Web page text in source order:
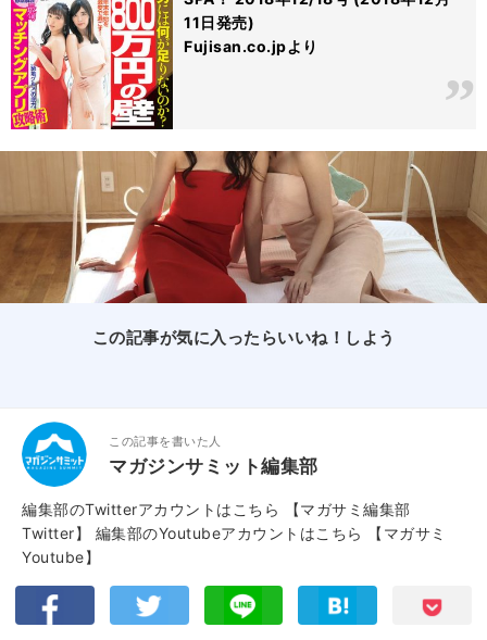
11日発売)
Fujisan.co.jpより
この記事が気に入ったらいいね！しよう
この記事を書いた人
マガジンサミット編集部
編集部のTwitterアカウントはこちら
【マガサミ編集部
Twitter】
編集部のYoutubeアカウントはこちら
【マガサミ
Youtube】